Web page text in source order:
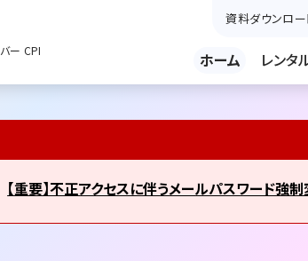
ー CPI
資料ダウンロー
ホーム
レンタ
【重要】不正アクセスに伴うメールパスワード強